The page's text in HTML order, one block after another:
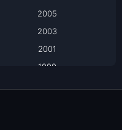
2005
2003
2001
1999